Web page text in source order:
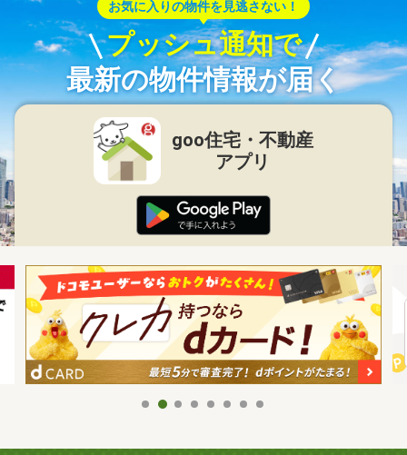
お気に入りの物件を見逃さない！
プッシュ通知で
最新の物件情報が届く
goo住宅・不動産
アプリ